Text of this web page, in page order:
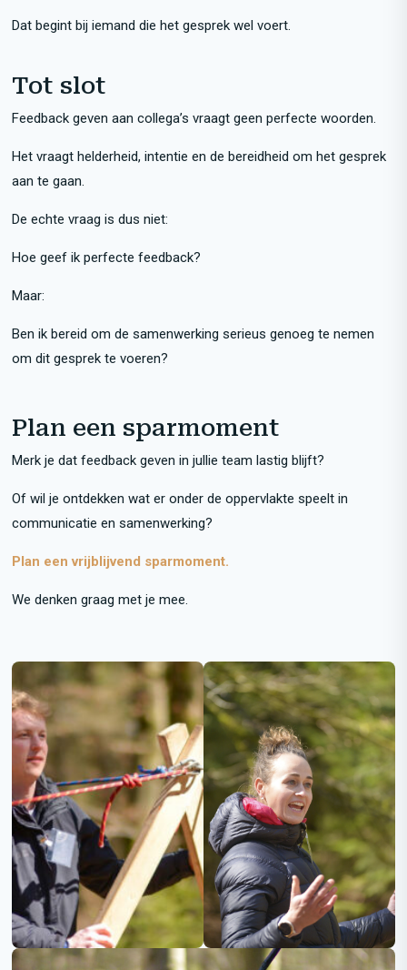
Dat begint bij iemand die het gesprek wel voert.
Tot slot
Feedback geven aan collega’s vraagt geen perfecte woorden.
Het vraagt helderheid, intentie en de bereidheid om het gesprek
aan te gaan.
De echte vraag is dus niet:
Hoe geef ik perfecte feedback?
Maar:
Ben ik bereid om de samenwerking serieus genoeg te nemen
om dit gesprek te voeren?
Plan een sparmoment
Merk je dat feedback geven in jullie team lastig blijft?
Of wil je ontdekken wat er onder de oppervlakte speelt in
communicatie en samenwerking?
Plan een vrijblijvend sparmoment.
We denken graag met je mee.